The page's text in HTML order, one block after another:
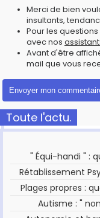
Merci de bien
insultants,
Pour les
avec nos
Avant d'être
mail que vous
Toute l'actu.
" Équi-handi " :
Rétablissement
Plages propres :
Autisme : "